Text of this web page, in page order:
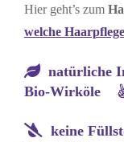
Hier geht’s zum
welche
natürliche
Bio-Wirköle
keine